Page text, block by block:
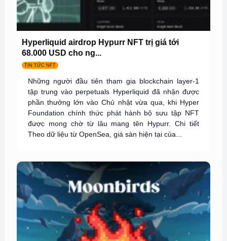
Hyperliquid airdrop Hypurr NFT trị giá tới
68.000 USD cho ng...
TIN TỨC NFT
Những người đầu tiên tham gia blockchain layer-1
tập trung vào perpetuals Hyperliquid đã nhận được
phần thưởng lớn vào Chủ nhật vừa qua, khi Hyper
Foundation chính thức phát hành bộ sưu tập NFT
được mong chờ từ lâu mang tên Hypurr. Chi tiết
Theo dữ liệu từ OpenSea, giá sàn hiện tại của...